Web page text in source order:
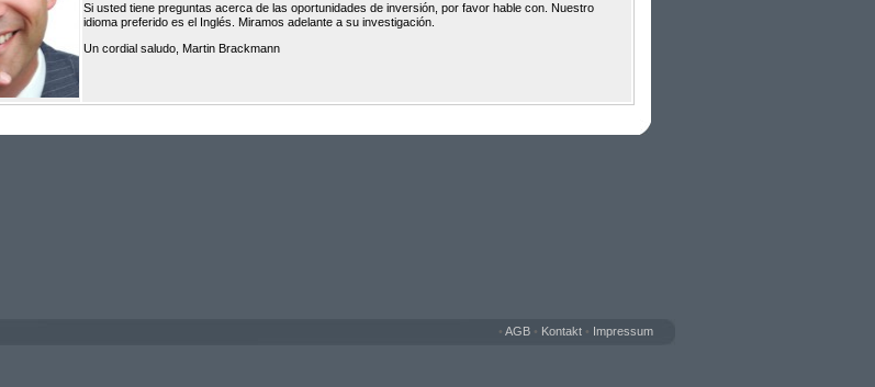
Si usted tiene preguntas acerca de las oportunidades de inversión, por favor hable con. Nuestro
idioma preferido es el Inglés. Miramos adelante a su investigación.
Un cordial saludo, Martin Brackmann
• AGB • Kontakt • Impressum